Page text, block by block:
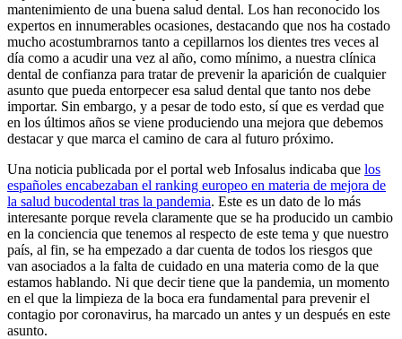
mantenimiento de una buena salud dental. Los han reconocido los
expertos en innumerables ocasiones, destacando que nos ha costado
mucho acostumbrarnos tanto a cepillarnos los dientes tres veces al
día como a acudir una vez al año, como mínimo, a nuestra clínica
dental de confianza para tratar de prevenir la aparición de cualquier
asunto que pueda entorpecer esa salud dental que tanto nos debe
importar. Sin embargo, y a pesar de todo esto, sí que es verdad que
en los últimos años se viene produciendo una mejora que debemos
destacar y que marca el camino de cara al futuro próximo.
Una noticia publicada por el portal web Infosalus indicaba que los
españoles encabezaban el ranking europeo en materia de mejora de
la salud bucodental tras la pandemia. Este es un dato de lo más
interesante porque revela claramente que se ha producido un cambio
en la conciencia que tenemos al respecto de este tema y que nuestro
país, al fin, se ha empezado a dar cuenta de todos los riesgos que
van asociados a la falta de cuidado en una materia como de la que
estamos hablando. Ni que decir tiene que la pandemia, un momento
en el que la limpieza de la boca era fundamental para prevenir el
contagio por coronavirus, ha marcado un antes y un después en este
asunto.